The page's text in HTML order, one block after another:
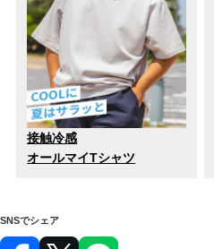
接触冷感
オールマイTシャツ
SNSでシェア